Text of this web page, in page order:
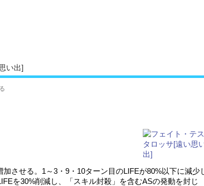
い出]
させる。1～3・9・10ターン目のLIFEが80%以下に減少
を30%削減し、「スキル封殺」を含むASの発動を封じ